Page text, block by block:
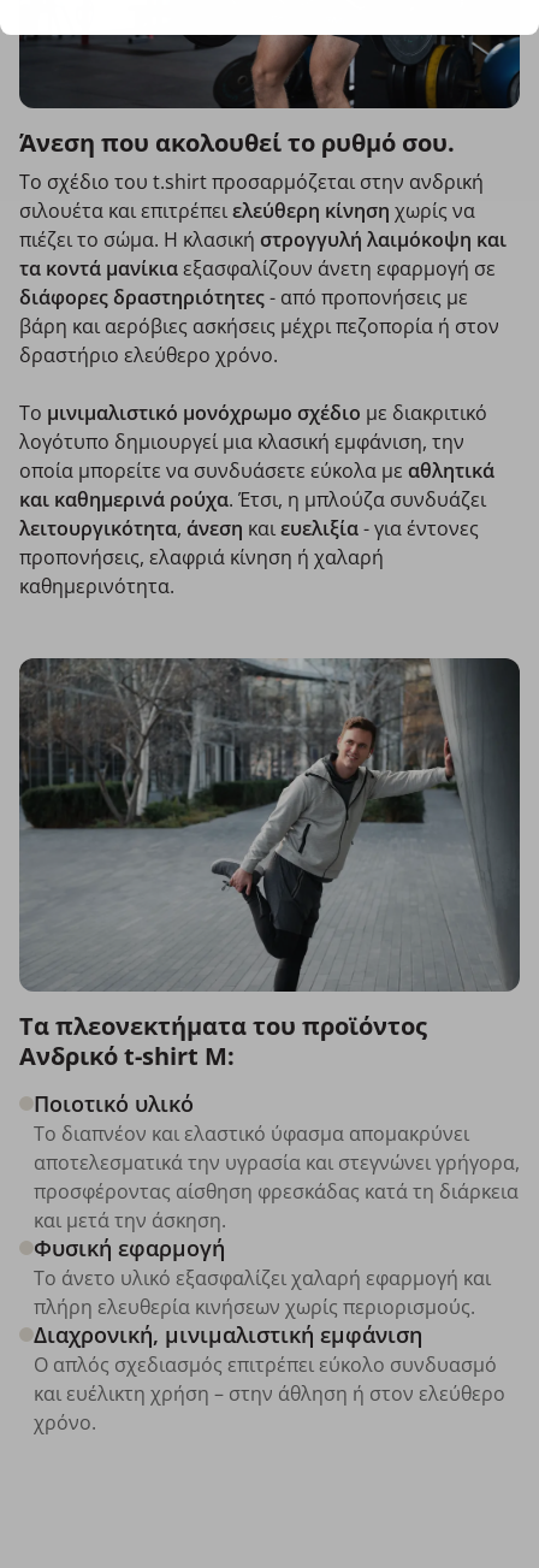
Άνεση που ακολουθεί το ρυθμό σου.
Το σχέδιο του t.shirt προσαρμόζεται στην ανδρική
σιλουέτα και επιτρέπειελεύθερη κίνηση χωρίς να
πιέζει το σώμα. Η κλασική στρογγυλή λαιμόκοψη και
τα κοντά μανίκιαεξασφαλίζουν άνετη εφαρμογή σε
διάφορες δραστηριότητες- από προπονήσεις με
βάρη και αερόβιες ασκήσεις μέχρι πεζοπορία ή στον
δραστήριο ελεύθερο χρόνο.
Το μινιμαλιστικό μονόχρωμο σχέδιο με διακριτικό
λογότυπο δημιουργεί μια κλασική εμφάνιση, την
οποία μπορείτε να συνδυάσετε εύκολα με αθλητικά
και καθημερινά ρούχα. Έτσι, η μπλούζα συνδυάζει
λειτουργικότητα, άνεση καιευελιξία- για έντονες
προπονήσεις, ελαφριά κίνηση ή χαλαρή
καθημερινότητα.
Τα πλεονεκτήματα του προϊόντος
Ανδρικό t-shirt M:
Ποιοτικό υλικό
Το διαπνέον και ελαστικό ύφασμα απομακρύνει
αποτελεσματικά την υγρασία και στεγνώνει γρήγορα,
προσφέροντας αίσθηση φρεσκάδας κατά τη διάρκεια
και μετά την άσκηση.
Φυσική εφαρμογή
Το άνετο υλικό εξασφαλίζει χαλαρή εφαρμογή και
πλήρη ελευθερία κινήσεων χωρίς περιορισμούς.
Διαχρονική, μινιμαλιστική εμφάνιση
Ο απλός σχεδιασμός επιτρέπει εύκολο συνδυασμό
και ευέλικτη χρήση – στην άθληση ή στον ελεύθερο
χρόνο.